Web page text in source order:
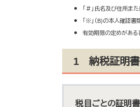
「＃」氏名及び住所ま
「※」（B)の本人確認
有効期限の定めがある
1 納税証明書
税目ごとの証明書